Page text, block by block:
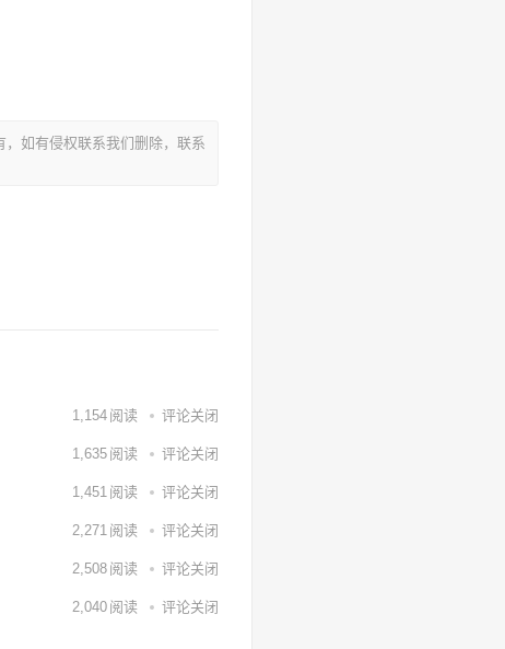
如有侵权联系我们删除，联系
1,154 阅读 评论关闭
1,635 阅读 评论关闭
1,451 阅读 评论关闭
2,271 阅读 评论关闭
2,508 阅读 评论关闭
2,040 阅读 评论关闭